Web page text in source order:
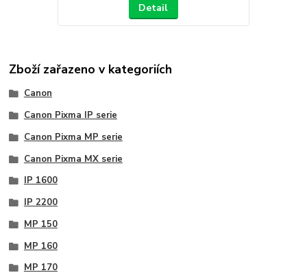
Detail
Zboží zařazeno v kategoriích
Canon
Canon Pixma IP serie
Canon Pixma MP serie
Canon Pixma MX serie
IP 1600
IP 2200
MP 150
MP 160
MP 170